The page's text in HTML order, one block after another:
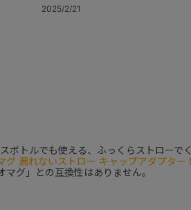
2025/2/21
ボトルでも使える、ふっくらストローで
グ 漏れないストロー キャップアダプター
マグ」との互換性はありません。